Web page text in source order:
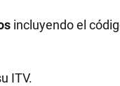
incluyendo el
ITV.